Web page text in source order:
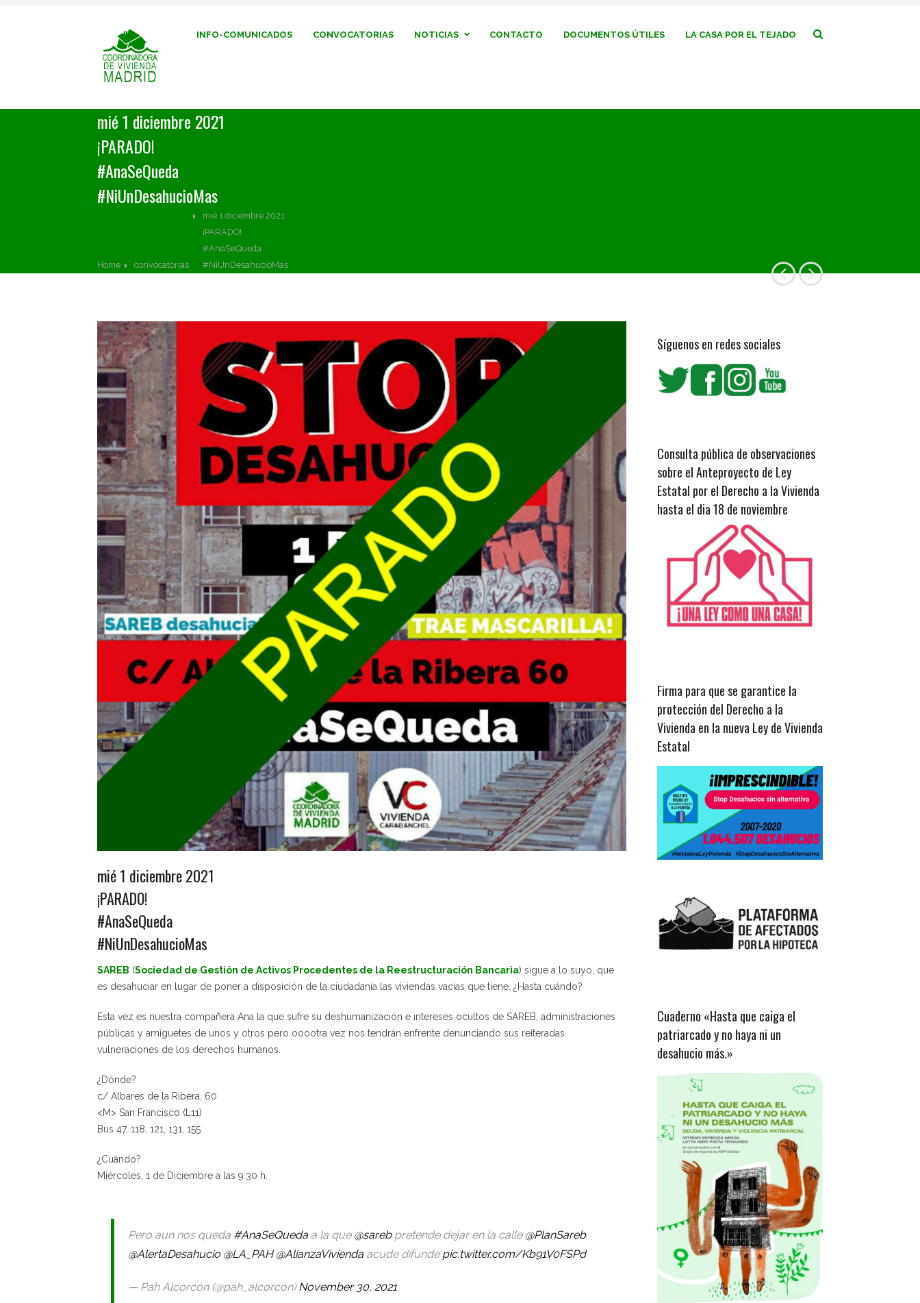
INFO-COMUNICADOS CONVOCATORIAS NOTICIAS CONTACTO DOCUMENTOS ÚTILES LA CASA POR EL TEJADO
mié 1 diciembre 2021
¡PARADO!
#AnaSeQueda
#NiUnDesahucioMas
Home convocatorias
mié 1 diciembre 2021
¡PARADO!
#AnaSeQueda
#NiUnDesahucioMas
mié 1 diciembre 2021
¡PARADO!
#AnaSeQueda
#NiUnDesahucioMas
SAREB (Sociedad de Gestión de Activos Procedentes de la Reestructuración Bancaria) sigue a lo suyo, que
es desahuciar en lugar de poner a disposición de la ciudadanía las viviendas vacías que tiene. ¿Hasta cuándo?
Esta vez es nuestra compañera Ana la que sufre su deshumanización e intereses ocultos de SAREB, administraciones
públicas y amiguetes de unos y otros pero ooootra vez nos tendrán enfrente denunciando sus reiteradas
vulneraciones de los derechos humanos.
¿Dónde?
c/ Albares de la Ribera, 60
<M> San Francisco (L11)
Bus 47, 118, 121, 131, 155
¿Cuándo?
Miércoles, 1 de Diciembre a las 9:30 h.
Pero aun nos queda #AnaSeQueda a la que @sarebpretende dejar en la calle @PlanSareb
@AlertaDesahucio @LA_PAH @AlianzaVivienda acude difunde pic.twitter.com/Kb91V0FSPd
— Pah Alcorcón (@pah_alcorcon) November 30, 2021
Síguenos en redes sociales
Consulta pública de observaciones
sobre el Anteproyecto de Ley
Estatal por el Derecho a la Vivienda
hasta el dia 18 de noviembre
Firma para que se garantice la
protección del Derecho a la
Vivienda en la nueva Ley de Vivienda
Estatal
Cuaderno «Hasta que caiga el
patriarcado y no haya ni un
desahucio más.»